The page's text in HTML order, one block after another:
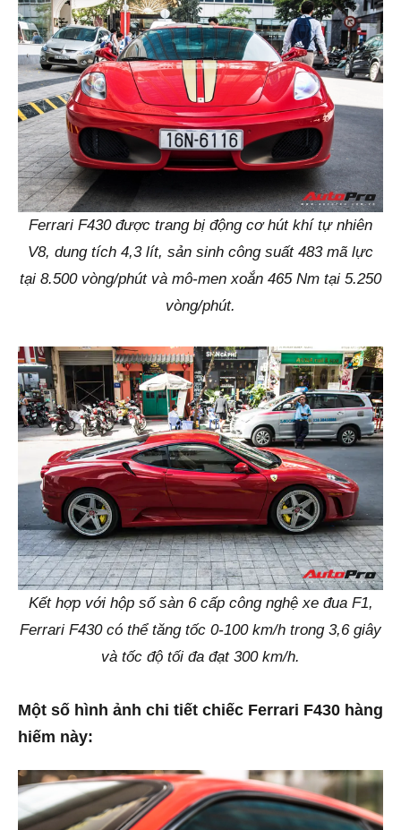
Ferrari F430 được trang bị động cơ hút khí tự nhiên
V8, dung tích 4,3 lít, sản sinh công suất 483 mã lực
tại 8.500 vòng/phút và mô-men xoắn 465 Nm tại 5.250
vòng/phút.
Kết hợp với hộp số sàn 6 cấp công nghệ xe đua F1,
Ferrari F430 có thể tăng tốc 0-100 km/h trong 3,6 giây
và tốc độ tối đa đạt 300 km/h.
Một số hình ảnh chi tiết chiếc Ferrari F430 hàng
hiếm này: